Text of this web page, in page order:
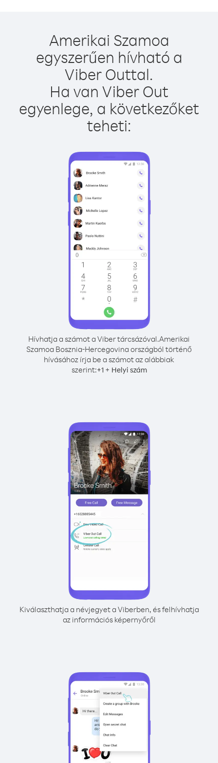
Amerikai Szamoa
egyszerűen hívható a
Viber Outtal.
Ha van Viber Out
egyenlege, a következőket
teheti:
Hívhatja a számot a Viber tárcsázóval.Amerikai
Szamoa Bosznia-Hercegovina országból történő
hívásához írja be a számot az alábbiak
szerint:+1+ Helyi szám
Kiválaszthatja a névjegyet a Viberben, és felhívhatja
az információs képernyőről